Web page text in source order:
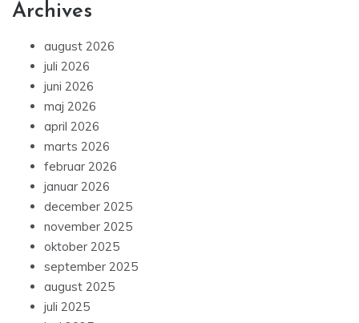
Archives
august 2026
juli 2026
juni 2026
maj 2026
april 2026
marts 2026
februar 2026
januar 2026
december 2025
november 2025
oktober 2025
september 2025
august 2025
juli 2025